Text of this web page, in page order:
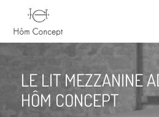
LE LIT MEZZANINE
HÔM CONCEPT